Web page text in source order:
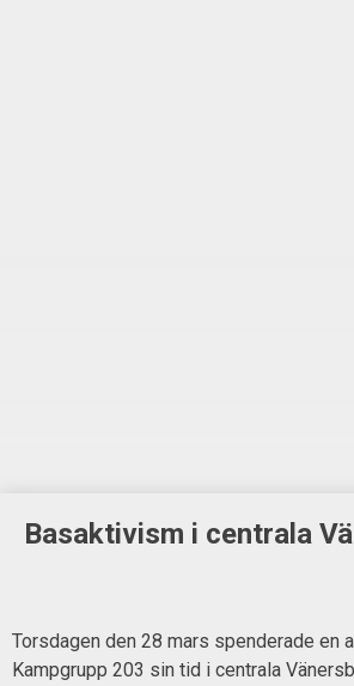
Basaktivism i centrala
Torsdagen den 28 mars spenderade en
Kampgrupp 203 sin tid i centrala